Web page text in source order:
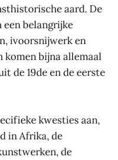
aard. De
belangrijke
ivoorsnijwerk en
komen bijna allemaal
de 19de en de eerste
kwesties aan,
in Afrika, de
de